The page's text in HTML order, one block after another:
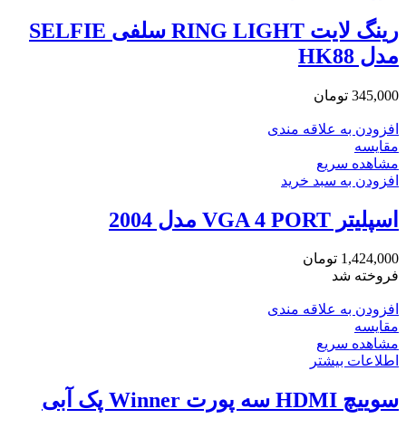
رینگ لایت RING LIGHT سلفی SELFIE
مدل HK88
345,000 تومان
افزودن به علاقه مندی
مقایسه
مشاهده سریع
افزودن به سبد خرید
اسپلیتر VGA 4 PORT مدل 2004
1,424,000 تومان
فروخته شد
افزودن به علاقه مندی
مقایسه
مشاهده سریع
اطلاعات بیشتر
سوییچ HDMI سه پورت Winner پک آبی